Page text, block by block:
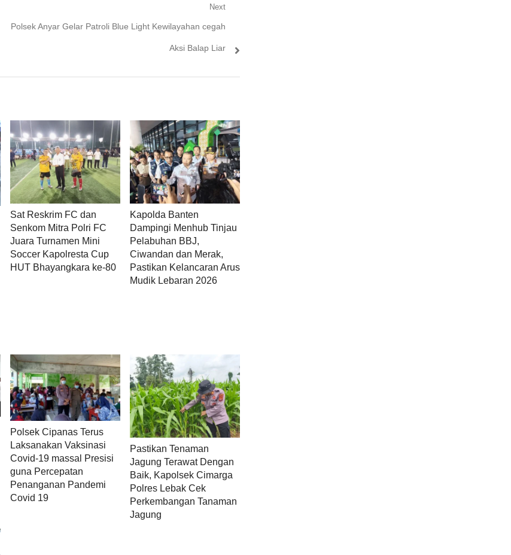
Next
Next
Polsek Anyar Gelar Patroli Blue Light Kewilayahan cegah
Aksi Balap Liar
Sat Reskrim FC dan
Senkom Mitra Polri FC
Juara Turnamen Mini
Soccer Kapolresta Cup
HUT Bhayangkara ke-80
Kapolda Banten
Dampingi Menhub Tinjau
Pelabuhan BBJ,
Ciwandan dan Merak,
Pastikan Kelancaran Arus
Mudik Lebaran 2026
Polsek Cipanas Terus
Laksanakan Vaksinasi
Covid-19 massal Presisi
guna Percepatan
Penanganan Pandemi
Covid 19
Pastikan Tenaman
Jagung Terawat Dengan
Baik, Kapolsek Cimarga
Polres Lebak Cek
Perkembangan Tanaman
Jagung